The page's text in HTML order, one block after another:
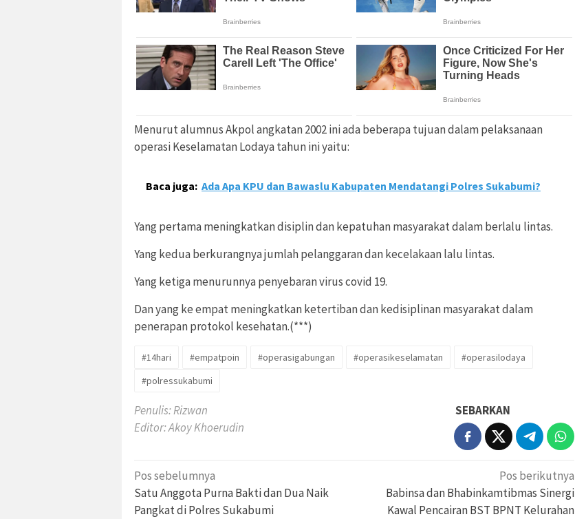
Menurut alumnus Akpol angkatan 2002 ini ada beberapa tujuan dalam pelaksanaan
operasi Keselamatan Lodaya tahun ini yaitu:
Baca juga: Ada Apa KPU dan Bawaslu Kabupaten Mendatangi Polres Sukabumi?
Yang pertama meningkatkan disiplin dan kepatuhan masyarakat dalam berlalu lintas.
Yang kedua berkurangnya jumlah pelanggaran dan kecelakaan lalu lintas.
Yang ketiga menurunnya penyebaran virus covid 19.
Dan yang ke empat meningkatkan ketertiban dan kedisiplinan masyarakat dalam
penerapan protokol kesehatan.(***)
#14hari #empatpoin #operasigabungan #operasikeselamatan
#operasilodaya
#polressukabumi
Penulis: Rizwan
Editor: Akoy Khoerudin
SEBARKAN
Navigasi
pos
Pos sebelumnya
Satu Anggota Purna Bakti dan Dua Naik
Pangkat di Polres Sukabumi
Pos berikutnya
Babinsa dan Bhabinkamtibmas Sinergi
Kawal Pencairan BST BPNT Kelurahan